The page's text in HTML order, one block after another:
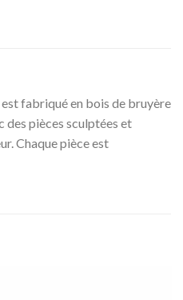
est fabriqué en bois de bruyère
des pièces sculptées et
Chaque pièce est